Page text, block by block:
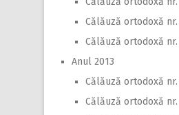
Călăuză ortodoxă nr.
Călăuză ortodoxă nr.
Anul 2013
Călăuză ortodoxă nr.
Călăuză ortodoxă nr.